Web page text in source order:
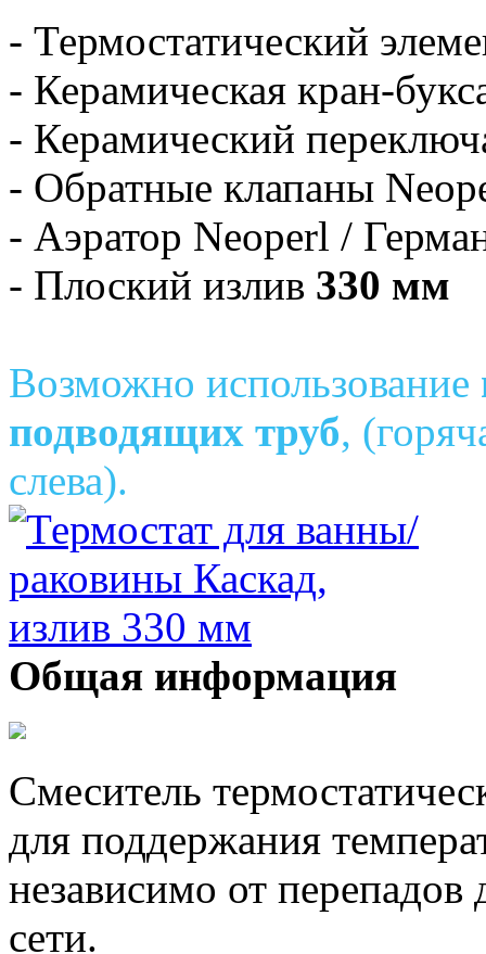
- Термостатический
- Керамическая кран-
- Керамический
- Обратные клапаны
- Аэратор Neoperl /
- Плоский излив 330 мм
Возможно использование
подводящих труб,
слева).
Общая информация
Смеситель
для поддержания
независимо от
сети.